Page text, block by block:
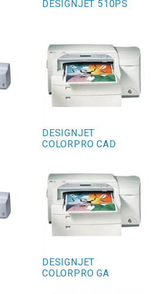
DESIGNJET 510PS
DESIGNJET
COLORPRO CAD
DESIGNJET
COLORPRO GA